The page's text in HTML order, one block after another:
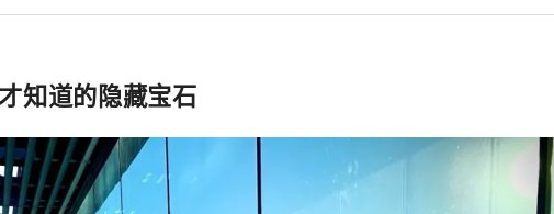
节 这是川崎地区最大的节日，每年八月在稻
许多外国游客。
知道的隐藏宝石